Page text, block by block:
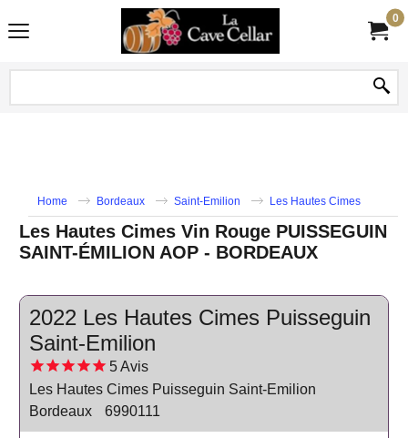
0
Home Bordeaux Saint-Emilion Les Hautes Cimes
Les Hautes Cimes Vin Rouge PUISSEGUIN
SAINT-ÉMILION AOP - BORDEAUX
2022 Les Hautes Cimes Puisseguin
Saint-Emilion
5Avis
Les Hautes Cimes Puisseguin Saint-Emilion
Bordeaux
6990111